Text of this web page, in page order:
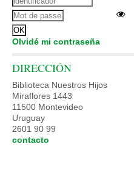
Olvidé mi contraseña
DIRECCIÓN
Biblioteca Nuestros Hijos
Miraflores 1443
11500 Montevideo
Uruguay
2601 90 99
contacto